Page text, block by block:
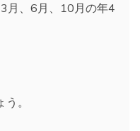
月、6月、10月の年4
。